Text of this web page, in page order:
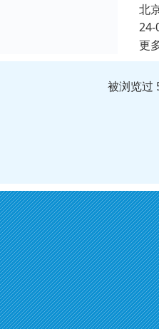
北
24-
更
被浏览过